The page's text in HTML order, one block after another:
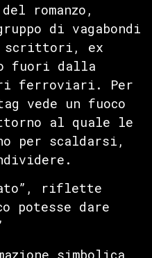
romanzo,
di vagabondi
scrittori, ex
fuori dalla
ferroviari. Per
vede un fuoco
al quale le
per scaldarsi,
riflette
potesse dare
simbolica